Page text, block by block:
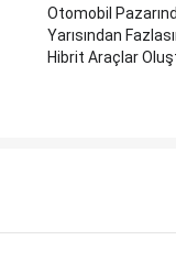
Otomobil
Yarısından
Hibrit Araçlar